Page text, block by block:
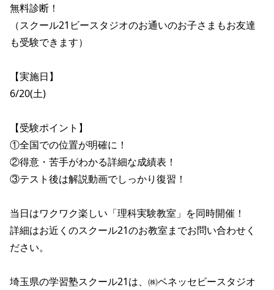
無料診断！
（スクール21ビースタジオのお通いのお子さまもお友達
も受験できます）
【実施日】
6/20(土)
【受験ポイント】
①全国での位置が明確に！
②得意・苦手がわかる詳細な成績表！
③テスト後は解説動画でしっかり復習！
当日はワクワク楽しい「理科実験教室」を同時開催！
詳細はお近くのスクール21のお教室までお問い合わせく
ださい。
埼玉県の学習塾スクール21は、㈱ベネッセビースタジオ